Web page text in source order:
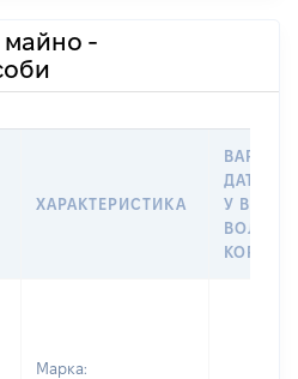
майно -
ХАРАКТЕРИСТИКА
ДАТУ
У
Марка: